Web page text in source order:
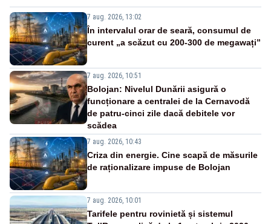
7 aug. 2026, 13:02
În intervalul orar de seară, consumul de
curent „a scăzut cu 200-300 de megawați”
7 aug. 2026, 10:51
Bolojan: Nivelul Dunării asigură o
funcționare a centralei de la Cernavodă
de patru-cinci zile dacă debitele vor
scădea
7 aug. 2026, 10:43
Criza din energie. Cine scapă de măsurile
de raționalizare impuse de Bolojan
7 aug. 2026, 10:01
Tarifele pentru rovinietă și sistemul